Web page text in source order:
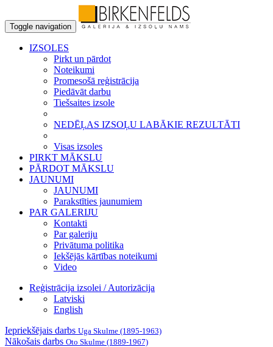
Toggle navigation
IZSOLES
Pirkt un pārdot
Noteikumi
Promesošā reģistrācija
Piedāvāt darbu
Tiešsaites izsole
NEDĒĻAS IZSOĻU LABĀKIE REZULTĀTI
Visas izsoles
PIRKT MĀKSLU
PĀRDOT MĀKSLU
JAUNUMI
JAUNUMI
Parakstīties jaunumiem
PAR GALERIJU
Kontakti
Par galeriju
Privātuma politika
Iekšējās kārtības noteikumi
Video
Reģistrācija izsolei / Autorizācija
Latviski
English
Iepriekšējais darbs Uga Skulme (1895-1963)
Nākošais darbs Oto Skulme (1889-1967)